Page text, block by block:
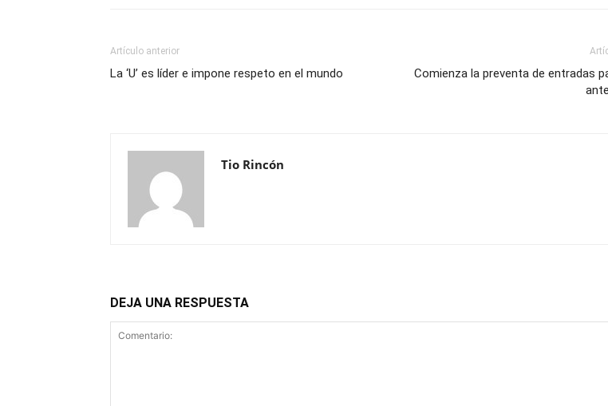
Artículo anterior
La ‘U’ es líder e impone respeto en el mundo
Comienza la preventa de entradas
Tio Rincón
DEJA UNA RESPUESTA